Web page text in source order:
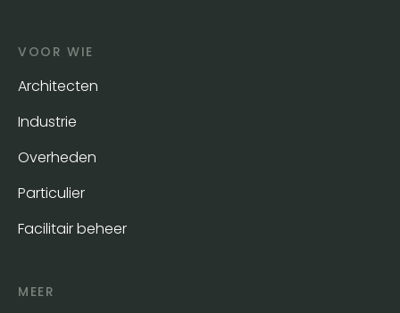
VOOR WIE
Architecten
Industrie
Overheden
Particulier
Facilitair beheer
MEER